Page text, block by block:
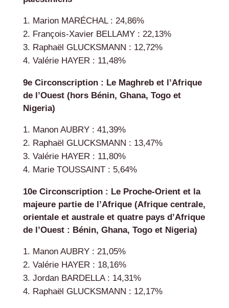
Marion MARÉCHAL : 24,86%
François-Xavier BELLAMY : 22,13%
Raphaël GLUCKSMANN : 12,72%
Valérie HAYER : 11,48%
9e Circonscription : Le Maghreb et l’Afrique
de l’Ouest (hors Bénin, Ghana, Togo et
Nigeria)
Manon AUBRY : 41,39%
Raphaël GLUCKSMANN : 13,47%
Valérie HAYER : 11,80%
Marie TOUSSAINT : 5,64%
10e Circonscription : Le Proche-Orient et la
majeure partie de l’Afrique (Afrique centrale,
orientale et australe et quatre pays d’Afrique
de l’Ouest : Bénin, Ghana, Togo et Nigeria)
Manon AUBRY : 21,05%
Valérie HAYER : 18,16%
Jordan BARDELLA : 14,31%
Raphaël GLUCKSMANN : 12,17%